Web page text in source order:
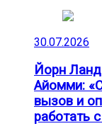
30.07.2026
Йорн
Айомми:
вызов и
работать